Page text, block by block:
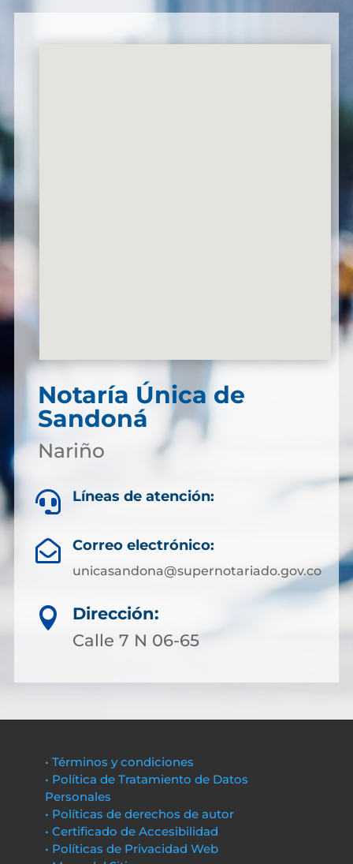
Notaría Única de
Sandoná
Nariño
 Líneas de atención:
 Correo electrónico:
unicasandona@supernotariado.gov.co

Dirección:
Calle 7 N 06-65
• Términos y condiciones
• Política de Tratamiento de Datos
Personales
• Políticas de derechos de autor
• Certificado de Accesibilidad
• Políticas de Privacidad Web